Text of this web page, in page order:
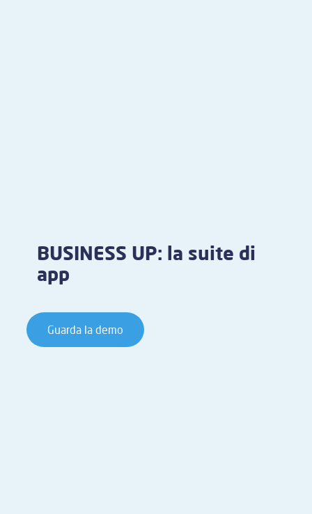
BUSINESS UP: la suite di
app
Guarda la demo